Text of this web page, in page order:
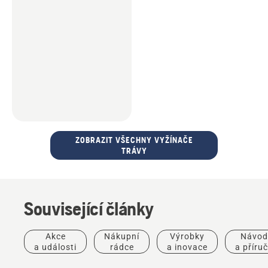
ZOBRAZIT VŠECHNY VYŽÍNAČE
TRÁVY
Související články
Akce
a události
Nákupní
rádce
Výrobky
a inovace
a
Nabídky